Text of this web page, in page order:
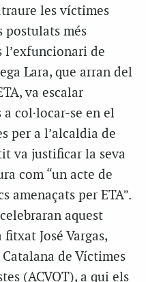
les víctimes
postulats més
l’exfuncionari de
Lara, que arran del
va escalar
col·locar-se en el
per a l’alcaldia de
va justificar la seva
com “un acte de
amenaçats per ETA”.
aquest
José Vargas,
de Víctimes
(ACVOT), a qui els